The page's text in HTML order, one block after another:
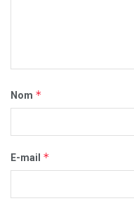
Nom *
E-mail *